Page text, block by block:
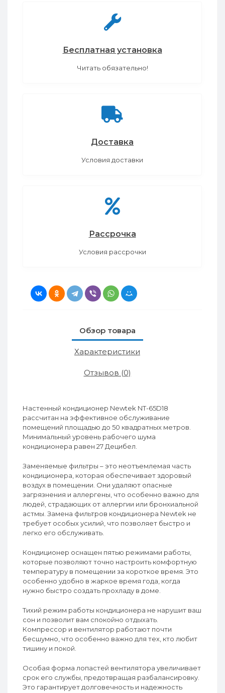
Бесплатная установка
Читать обязательно!
Доставка
Условия доставки
Рассрочка
Условия рассрочки
Обзор товара
Характеристики
Отзывов (0)
Настенный кондиционер Newtek NT-65D18
рассчитан на эффективное обслуживание
помещений площадью до 50 квадратных метров.
Минимальный уровень рабочего шума
кондиционера равен 27 Децибел.
Заменяемые фильтры – это неотъемлемая часть
кондиционера, которая обеспечивает здоровый
воздух в помещении. Они удаляют опасные
загрязнения и аллергены, что особенно важно для
людей, страдающих от аллергии или бронхиальной
астмы. Замена фильтров кондиционера Newtek не
требует особых усилий, что позволяет быстро и
легко его обслуживать.
Кондиционер оснащен пятью режимами работы,
которые позволяют точно настроить комфортную
температуру в помещении за короткое время. Это
особенно удобно в жаркое время года, когда
нужно быстро создать прохладу в доме.
Тихий режим работы кондиционера не нарушит ваш
сон и позволит вам спокойно отдыхать.
Компрессор и вентилятор работают почти
бесшумно, что особенно важно для тех, кто любит
тишину и покой.
Особая форма лопастей вентилятора увеличивает
срок его службы, предотвращая разбалансировку.
Это гарантирует долговечность и надежность